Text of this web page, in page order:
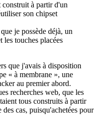
à partir d'un
son chipset
que je possède déjà, un
les touches placées
que j'avais à disposition
« à membrane », une
au premier abord.
recherches web, que les
tous construits à partir
cas, puisqu'achetées pour